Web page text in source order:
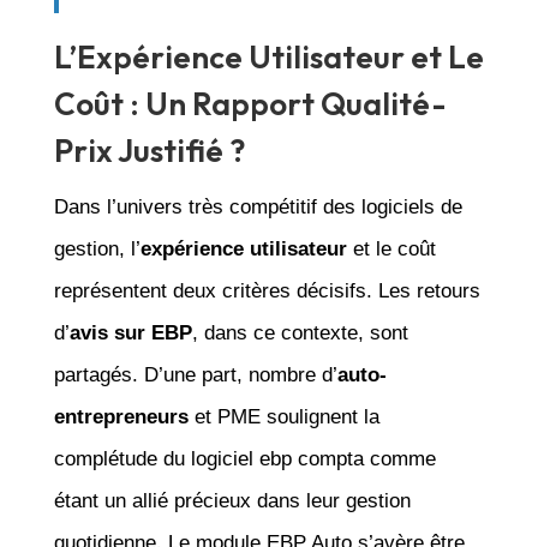
L’Expérience Utilisateur et Le
Coût : Un Rapport Qualité-
Prix Justifié ?
Dans l’univers très compétitif des logiciels de
gestion, l’expérience utilisateuret le coût
représentent deux critères décisifs. Les retours
d’avis sur EBP, dans ce contexte, sont
partagés. D’une part, nombre d’auto-
entrepreneurset PME soulignent la
complétude du logiciel ebp compta comme
étant un allié précieux dans leur gestion